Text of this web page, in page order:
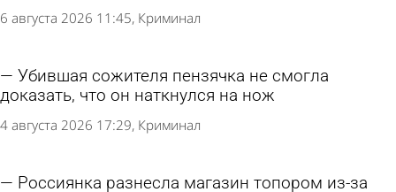
6 августа 2026 11:45 Криминал
Убившая сожителя пензячка не смогла
доказать, что он наткнулся на нож
4 августа 2026 17:29 Криминал
Россиянка разнесла магазин топором из-за